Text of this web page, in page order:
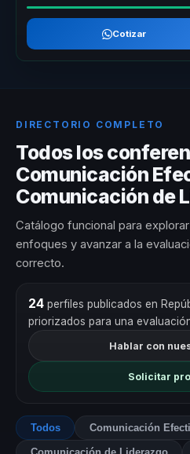
Cotizar
DIRECTORIO COMPLETO
Todos los
Comunicación
Comunicación de
Catálogo funcional para
enfoques y avanzar a la
correcto.
24perfiles publicados en
priorizados para una
Hablar con
Solicitar
Todos Comunicación